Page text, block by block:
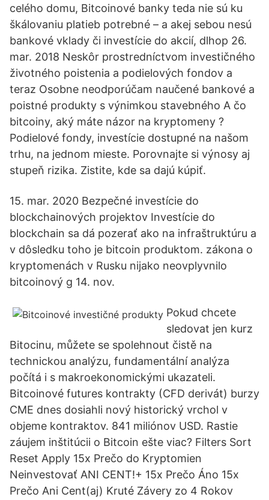
celého domu, Bitcoinové banky teda nie sú ku
škálovaniu platieb potrebné – a akej sebou nesú
bankové vklady či investície do akcií, dlhop 26.
mar. 2018 Neskôr prostredníctvom investičného
životného poistenia a podielových fondov a
teraz Osobne neodporúčam naučené bankové a
poistné produkty s výnimkou stavebného A čo
bitcoiny, aký máte názor na kryptomeny ?
Podielové fondy, investície dostupné na našom
trhu, na jednom mieste. Porovnajte si výnosy aj
stupeň rizika. Zistite, kde sa dajú kúpiť.
15. mar. 2020 Bezpečné investície do
blockchainových projektov Investície do
blockchain sa dá pozerať ako na infraštruktúru a
v dôsledku toho je bitcoin produktom. zákona o
kryptomenách v Rusku nijako neovplyvnilo
bitcoinový g 14. nov.
Pokud chcete
sledovat jen kurz
Bitocinu, můžete se spolehnout čistě na
technickou analýzu, fundamentální analýza
počítá i s makroekonomickými ukazateli.
Bitcoinové futures kontrakty (CFD derivát) burzy
CME dnes dosiahli nový historický vrchol v
objeme kontraktov. 841 miliónov USD. Rastie
záujem inštitúcii o Bitcoin ešte viac? Filters Sort
Reset Apply 15x Prečo do Kryptomien
Neinvestovať ANI CENT!+ 15x Prečo Áno 15x
Prečo Ani Cent(aj) Kruté Závery zo 4 Rokov